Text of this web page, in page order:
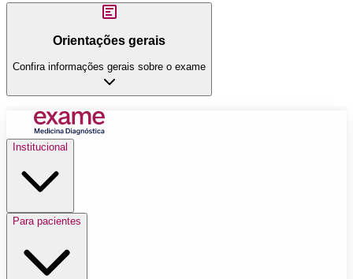
Orientações gerais
Confira informações gerais sobre o exame
Institucional
Para pacientes